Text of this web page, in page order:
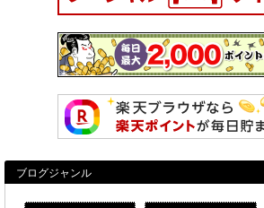
ブログジャンル